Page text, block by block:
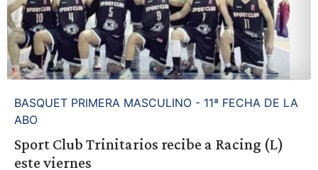
BASQUET PRIMERA MASCULINO - 11ª FECHA DE LA
ABO
Sport Club Trinitarios recibe a Racing (L)
este viernes